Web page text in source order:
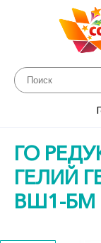
ГО
ГЕЛИЙ
ВШ1-БМ